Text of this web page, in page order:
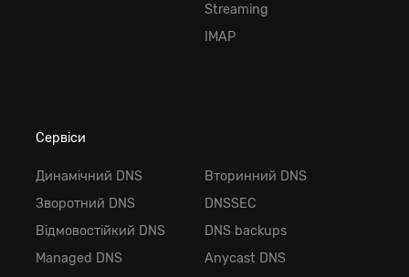
Streaming
IMAP
Сервіси
Динамічний DNS
Зворотний DNS
Відмовостійкий DNS
Managed DNS
Вторинний DNS
DNSSEC
DNS backups
Anycast DNS